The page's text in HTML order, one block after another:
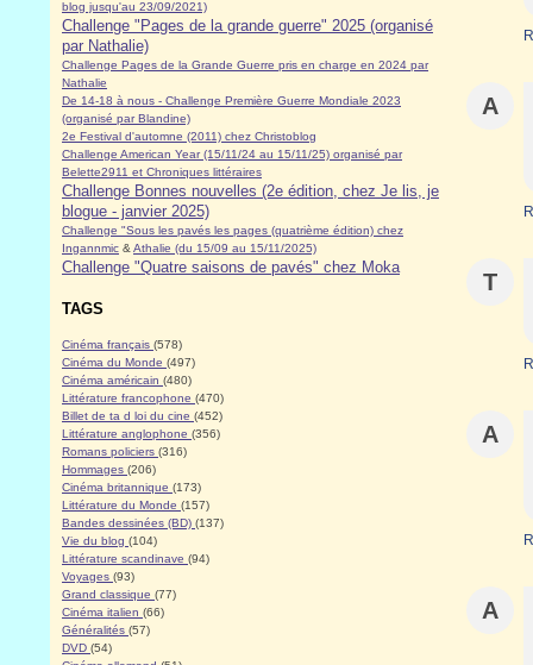
blog jusqu'au 23/09/2021)
Challenge "Pages de la grande guerre" 2025 (organisé
par Nathalie)
Challenge Pages de la Grande Guerre pris en charge en 2024 par
Nathalie
De 14-18 à nous - Challenge Première Guerre Mondiale 2023
(organisé par Blandine)
2e Festival d'automne (2011) chez Christoblog
Challenge American Year (15/11/24 au 15/11/25) organisé par
Belette2911 et Chroniques littéraires
Challenge Bonnes nouvelles (2e édition, chez Je lis, je
blogue - janvier 2025)
Challenge "Sous les pavés les pages (quatrième édition) chez
Ingannmic & Athalie (du 15/09 au 15/11/2025)
Challenge "Quatre saisons de pavés" chez Moka
TAGS
Cinéma français (578)
Cinéma du Monde (497)
Cinéma américain (480)
Littérature francophone (470)
Billet de ta d loi du cine (452)
Littérature anglophone (356)
Romans policiers (316)
Hommages (206)
Cinéma britannique (173)
Littérature du Monde (157)
Bandes dessinées (BD) (137)
Vie du blog (104)
Littérature scandinave (94)
Voyages (93)
Grand classique (77)
Cinéma italien (66)
Généralités (57)
DVD (54)
A
T
A
A